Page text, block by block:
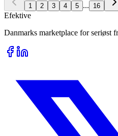
1 2 3 4 5 ... 16
Efektive
Danmarks marketplace for seriøst